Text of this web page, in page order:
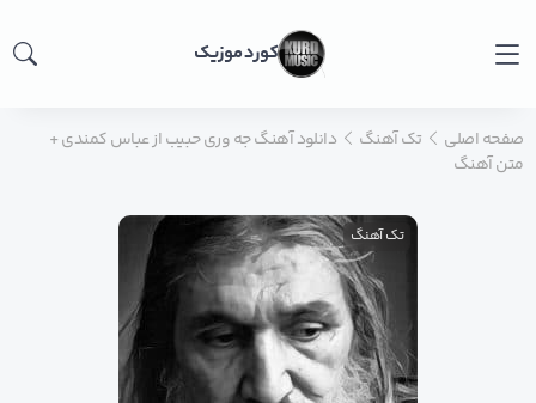
کورد موزیک
صفحه اصلی تک آهنگ
دانلود آهنگ جه وری حبیب از عباس کمندی +
متن آهنگ
تک آهنگ